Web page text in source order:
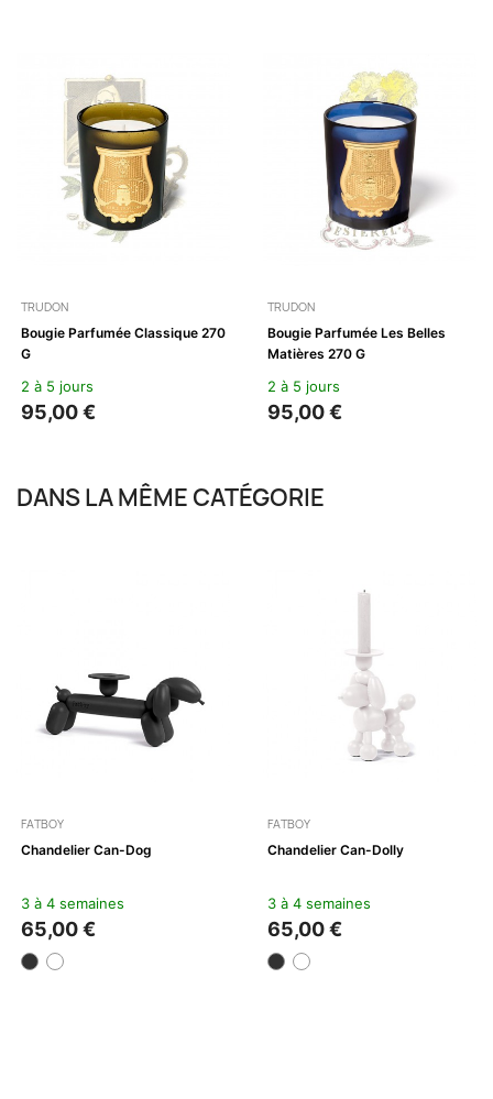
TRUDON
Bougie Parfumée Classique 270
G
2 à 5 jours
95,00 €
TRUDON
Bougie Parfumée Les Belles
Matières 270 G
2 à 5 jours
95,00 €
DANS LA MÊME CATÉGORIE
FATBOY
Chandelier Can-Dog
3 à 4 semaines
65,00 €
FATBOY
Chandelier Can-Dolly
3 à 4 semaines
65,00 €